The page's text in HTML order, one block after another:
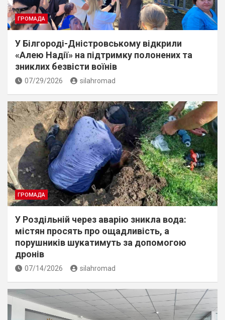
ГРОМАДА
У Білгороді-Дністровському відкрили
«Алею Надії» на підтримку полонених та
зниклих безвісти воїнів
07/29/2026 silahromad
ГРОМАДА
У Роздільній через аварію зникла вода:
містян просять про ощадливість, а
порушників шукатимуть за допомогою
дронів
07/14/2026 silahromad